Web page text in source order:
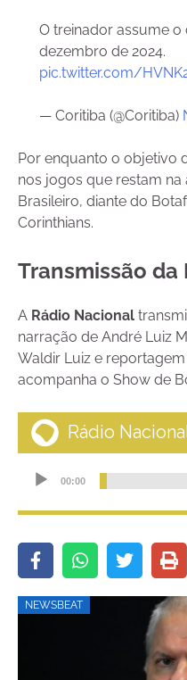
O treinador assume
dezembro de 2024.
pic.twitter.com/
— Coritiba (@Coritiba)
Por enquanto o objetivo
nos jogos que restam na
Brasileiro, diante do
Corinthians.
Transmissão
A Rádio Nacional
narração de André Luiz
Waldir Luiz e
acompanha o Show de
NEWSBEAT